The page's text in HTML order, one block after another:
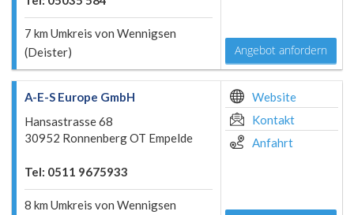
7 km Umkreis von Wennigsen
(Deister)
Angebot anfordern
A-E-S Europe GmbH
Hansastrasse 68
30952 Ronnenberg OT Empelde
Tel: 0511 9675933
8 km Umkreis von Wennigsen
Website
Kontakt
Anfahrt